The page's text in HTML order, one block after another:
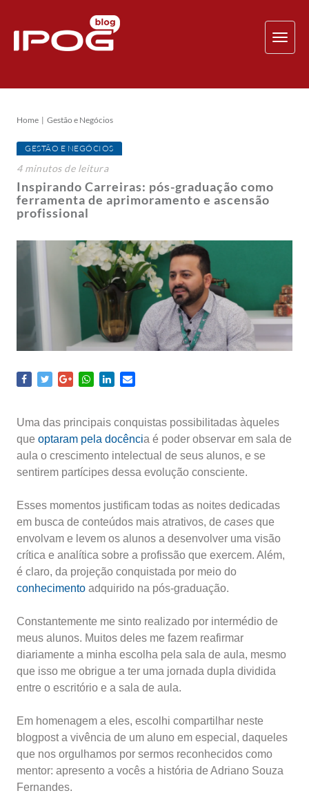
Home Gestão e Negócios
GESTÃO E NEGÓCIOS
4 minutosde leitura
Inspirando Carreiras: pós-graduação como
ferramenta de aprimoramento e ascensão
profissional
Uma das principais conquistas possibilitadas àqueles
que optaram pela docência é poder observar em sala de
aula o crescimento intelectual de seus alunos, e se
sentirem partícipes dessa evolução consciente.
Esses momentos justificam todas as noites dedicadas
em busca de conteúdos mais atrativos, de cases que
envolvam e levem os alunos a desenvolver uma visão
crítica e analítica sobre a profissão que exercem. Além,
é claro, da projeção conquistada por meio do
conhecimento adquirido na pós-graduação.
Constantemente me sinto realizado por intermédio de
meus alunos. Muitos deles me fazem reafirmar
diariamente a minha escolha pela sala de aula, mesmo
que isso me obrigue a ter uma jornada dupla dividida
entre o escritório e a sala de aula.
Em homenagem a eles, escolhi compartilhar neste
blogpost a vivência de um aluno em especial, daqueles
que nos orgulhamos por sermos reconhecidos como
mentor: apresento a vocês a história de Adriano Souza
Fernandes.